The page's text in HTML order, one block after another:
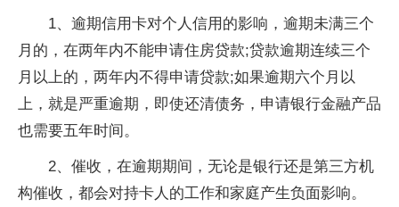
1、逾期信用卡对个人信用的影响，逾期未满三个
月的，在两年内不能申请住房贷款;贷款逾期连续三个
月以上的，两年内不得申请贷款;如果逾期六个月以
上，就是严重逾期，即使还清债务，申请银行金融产品
也需要五年时间。
2、催收，在逾期期间，无论是银行还是第三方机
构催收，都会对持卡人的工作和家庭产生负面影响。